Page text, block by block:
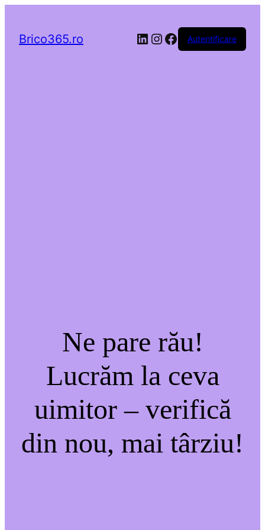
Brico365.ro LinkedIn
Instagram
Facebook
Autentificare
Ne pare rău!
Lucrăm la ceva
uimitor – verifică
din nou, mai târziu!